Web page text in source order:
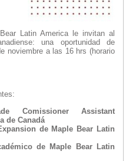
Latin America le invitan al
una oportunidad de
noviembre a las 16 hrs (horario
Comissioner Assistant
de Canadá
de Maple Bear Latin
de Maple Bear Latin